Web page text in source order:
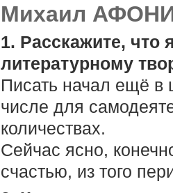
Михаил
1. Расскажите, что
литературному
Писать начал ещё в
числе для
количествах.
Сейчас ясно,
счастью, из того